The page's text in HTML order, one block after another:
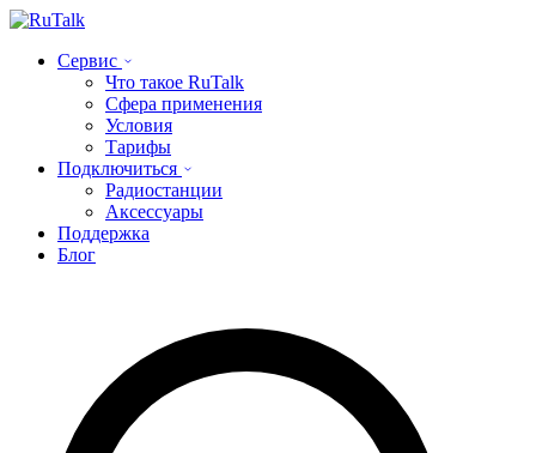
Сервис
Что такое RuTalk
Сфера применения
Условия
Тарифы
Подключиться
Радиостанции
Аксессуары
Поддержка
Блог